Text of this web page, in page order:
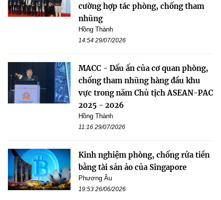
cường hợp tác phòng, chống tham
nhũng
Hồng Thành
14:54 29/07/2026
MACC - Dấu ấn của cơ quan phòng,
chống tham nhũng hàng đầu khu
vực trong năm Chủ tịch ASEAN-PAC
2025 - 2026
Hồng Thành
11:16 29/07/2026
Kinh nghiệm phòng, chống rửa tiền
bằng tài sản ảo của Singapore
Phương Âu
19:53 26/06/2026